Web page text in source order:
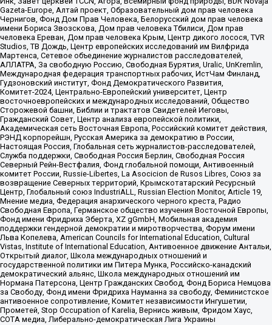
Gazeta-Europe, Алтай проект, Образовательный дом прав человека
Чернигов, Фонд Дом Прав Человека, Белорусский дом прав человека
имени Бориса Звозскова, Дом прав человека Тбилиси, Дом прав
человека Ереван, Дом прав человека Крым, Центр дикого лосося, TVR
Studios, ТВ Дождь, Центр европейских исследований им Вилфрида
Мартенса, Сетевое объединение журналистов расследователей,
АЛЛАТРА, За свободную Россию, Свободная Бурятия, Uralic, UnKremlin,
Международная федерация транспортных рабочих, ИстЧам Финланд,
Гудзоновский институт, Фонд Демократического Развития,
Комитет-2024, Центрально-Европейский университет, Центр
восточноевропейских и международных исследований, Общество
Сторожевой башни, Библии и трактатов Свидетелей Иеговы,
Гражданский Совет, Центр анализа европейской политики,
Академическая сеть Восточная Европа, Российский комитет действия,
РЭНД корпорейшн, Русская Америка за демократию в России,
Настоящая Россия, Глобальная сеть журналистов-расследователей,
Служба поддержки, Свободная Россия Берлин, Свободная Россия
Северный Рейн-Вестфалия, Фонд глобальной помощи, Антивоенный
комитет России, Russie-Libertes, La Asocicion de Rusos Libres, Союз за
возвращение Северных территорий, Крымскотатарский Ресурсный
Центр, Глобальный союз IndustriALL, Russian Election Monitor, Article 19,
Мнение медиа, Федерация анархического черного креста, Радио
Свободная Европа, Германское общество изучения Восточной Европы,
Фонд имени Фридриха Эберта, XZ gGmbH, Мобильная академия
поддержки гендерной демократии и миротворчества, Форум имени
Льва Копелева, American Councils for International Education, Cultural
Vistas, Institute of International Education, Антивоенное движение Антальи,
Открытый диалог, Школа международных отношений и
государственной политики им Питера Мунка, Российско-канадский
демократический альянс, Школа международных отношений им
Нормана Патерсона, Центр Гражданских Свобод, Фонд Бориса Немцова
за Свободу, Фонд имени Фридриха Науманна за свободу, Феминистское
антивоенное сопротивление, Комитет независимости Ингушетии,
Прометей, Stop Occupation of Karelia, Вернись живым, Фридом Хаус,
СОТА медиа, Либерально-демократическая Лига Украины